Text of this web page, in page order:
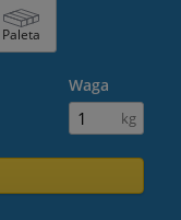
Paleta
Waga